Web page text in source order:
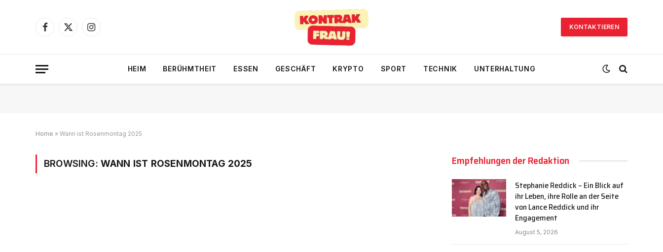
Facebook
X
Instagram
KONTAKTIEREN
HEIM BERÜHMTHEIT ESSEN GESCHÄFT KRYPTO SPORT TECHNIK UNTERHALTUNG
Home » Wann ist Rosenmontag 2025
BROWSING: WANN IST ROSENMONTAG 2025 Empfehlungen der Redaktion
Stephanie Reddick – Ein Blick auf
ihr Leben, ihre Rolle an der Seite
von Lance Reddick und ihr
Engagement
August 5, 2026